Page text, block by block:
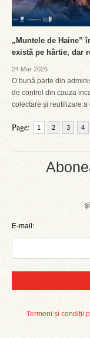
E-mail:
Termeni și condiții
„Muntele de Haine”
există pe hârtie, dar
24 Mar 2026
O bună parte din
de control din cauza
colectare și reutilizare
Page: 1 2 3 4